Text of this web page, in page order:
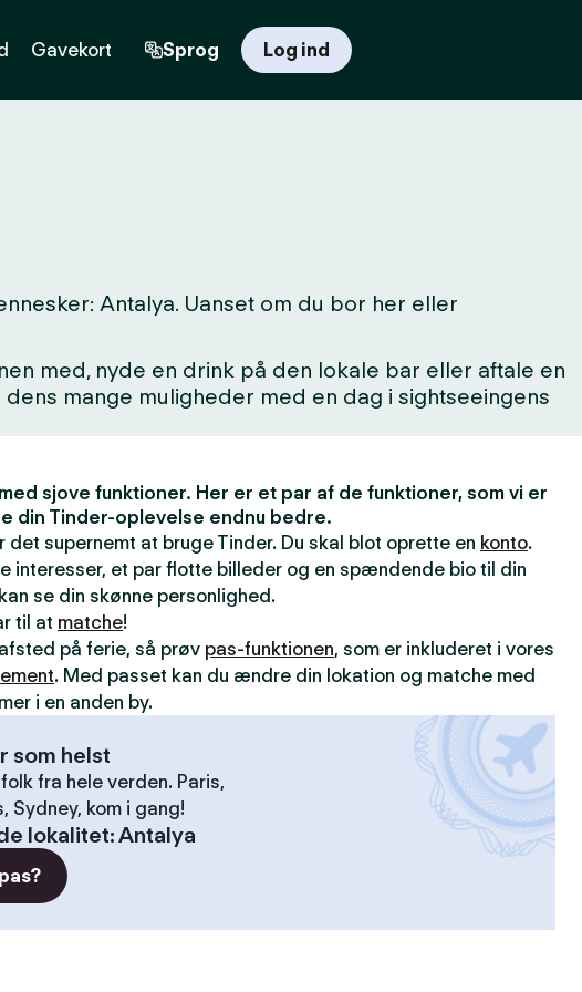
Gavekort Sprog Log ind
Antalya. Uanset om du bor her eller
med, nyde en drink på den lokale bar eller aftale en
mange muligheder med en dag i sightseeingens
sjove funktioner. Her er et par af de funktioner, som vi er
din Tinder-oplevelse endnu bedre.
det supernemt at bruge Tinder. Du skal blot oprette en konto.
interesser, et par flotte billeder og en spændende bio til din
se din skønne personlighed.
til at matche!
på ferie, så prøv pas-funktionen, som er inkluderet i vores
. Med passet kan du ændre din lokation og matche med
i en anden by.
som helst
fra hele verden. Paris,
Sydney, kom i gang!
lokalitet:Antalya